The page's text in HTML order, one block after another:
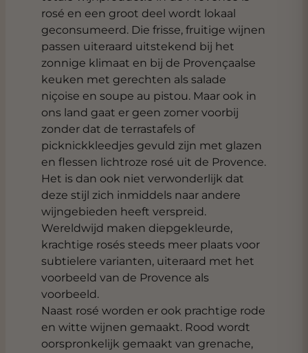
rosé en een groot deel wordt lokaal
geconsumeerd. Die frisse, fruitige wijnen
passen uiteraard uitstekend bij het
zonnige klimaat en bij de Provençaalse
keuken met gerechten als salade
niçoise en soupe au pistou. Maar ook in
ons land gaat er geen zomer voorbij
zonder dat de terrastafels of
picknickkleedjes gevuld zijn met glazen
en flessen lichtroze rosé uit de Provence.
Het is dan ook niet verwonderlijk dat
deze stijl zich inmiddels naar andere
wijngebieden heeft verspreid.
Wereldwijd maken diepgekleurde,
krachtige rosés steeds meer plaats voor
subtielere varianten, uiteraard met het
voorbeeld van de Provence als
voorbeeld.
Naast rosé worden er ook prachtige rode
en witte wijnen gemaakt. Rood wordt
oorspronkelijk gemaakt van grenache,